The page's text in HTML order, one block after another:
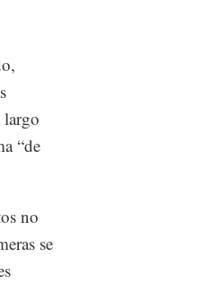
largo
“de
no
se